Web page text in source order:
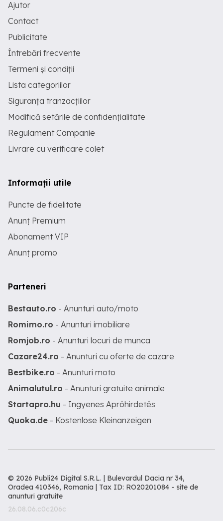
Ajutor
Contact
Publicitate
Întrebări frecvente
Termeni și condiții
Lista categoriilor
Siguranța tranzacțiilor
Modifică setările de confidențialitate
Regulament Campanie
Livrare cu verificare colet
Informații utile
Puncte de fidelitate
Anunț Premium
Abonament VIP
Anunț promo
Parteneri
Bestauto.ro - Anunturi auto/moto
Romimo.ro - Anunturi imobiliare
Romjob.ro - Anunturi locuri de munca
Cazare24.ro - Anunturi cu oferte de cazare
Bestbike.ro - Anunturi moto
Animalutul.ro - Anunturi gratuite animale
Startapro.hu - Ingyenes Apróhirdetés
Quoka.de - Kostenlose Kleinanzeigen
© 2026 Publi24 Digital S.R.L. | Bulevardul Dacia nr 34,
Oradea 410346, Romania | Tax ID: RO20201084 - site de
anunturi gratuite
26.08.06.c0c206c